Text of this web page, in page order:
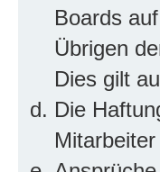
Boards
Übrigen
Dies gilt
Die